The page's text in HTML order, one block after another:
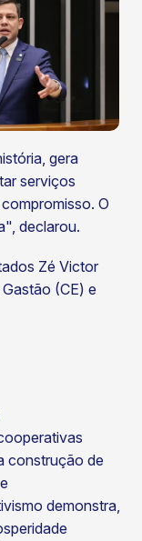
gera
serviços
O
declarou.
Zé Victor
(CE) e
construção de
demonstra,